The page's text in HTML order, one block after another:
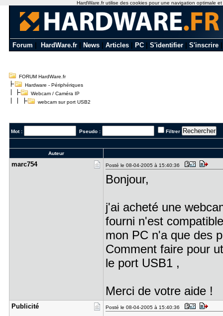
Forum HardWare.fr News Articles PC S'identifier S'inscrire
FORUM HardWare.fr
Hardware - Périphériques
Webcam / Caméra IP
webcam sur port USB2
Mot : Pseudo : Filtrer
Auteur
marc754 Posté le 08-04-2005 à 15:40:36
Bonjour,
j'ai acheté une
fourni n'est
mon PC n'a que des
Comment faire pour
le port USB1 ,
Merci de votre aide !
Publicité Posté le 08-04-2005 à 15:40:36
HardWare.fr utilise des cookies pour une navigation optimale